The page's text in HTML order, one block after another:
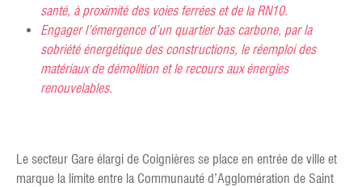
santé, à proximité des voies ferrées et de la RN10.
Engager l’émergence d’un quartier bas carbone, par la
sobriété énergétique des constructions, le réemploi des
matériaux de démolition et le recours aux énergies
renouvelables.
Le secteur Gare élargi de Coignières se place en entrée de ville et
marque la limite entre la Communauté d’Agglomération de Saint